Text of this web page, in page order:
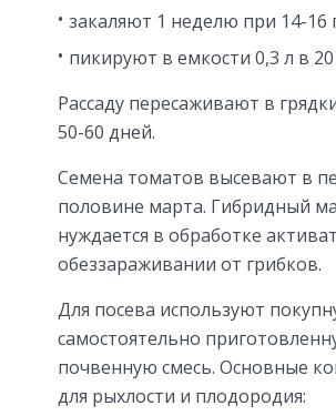
закаляют 1 неделю при 14-16
пикируют в емкости 0,3 л в
Рассаду пересаживают в
50-60 дней.
Семена томатов высевают в
половине марта. Гибридный
нуждается в обработке
обеззараживании от грибков.
Для посева используют
самостоятельно
почвенную смесь. Основные
для рыхлости и плодородия: